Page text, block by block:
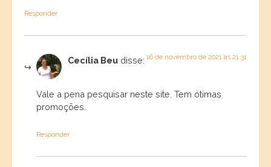
Responder
Cecília Beu disse: 16 de novembro de 2021 às 21:31
Vale a pena pesquisar neste site. Tem ótimas
promoções.
Responder